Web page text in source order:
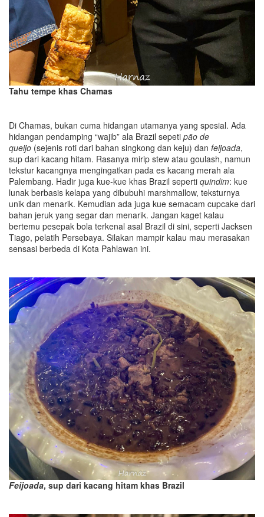
Tahu tempe khas Chamas
Di Chamas, bukan cuma hidangan utamanya yang spesial. Ada
hidangan pendamping “wajib” ala Brazil sepeti pão de
queijo (sejenis roti dari bahan singkong dan keju) dan feijoada,
sup dari kacang hitam. Rasanya mirip stew atau goulash, namun
tekstur kacangnya mengingatkan pada es kacang merah ala
Palembang. Hadir juga kue-kue khas Brazil seperti quindim: kue
lunak berbasis kelapa yang dibubuhi marshmallow, teksturnya
unik dan menarik. Kemudian ada juga kue semacam cupcake dari
bahan jeruk yang segar dan menarik. Jangan kaget kalau
bertemu pesepak bola terkenal asal Brazil di sini, seperti Jacksen
Tiago, pelatih Persebaya. Silakan mampir kalau mau merasakan
sensasi berbeda di Kota Pahlawan ini.
Feijoada, sup dari kacang hitam khas Brazil